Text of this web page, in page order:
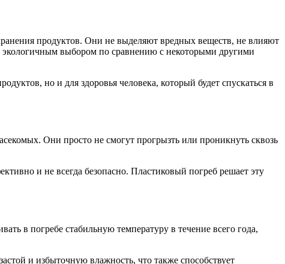
продуктов. Они не выделяют вредных веществ, не влияют
экологичным выбором по сравнению с некоторыми другими
но и для здоровья человека, который будет спускаться в
Они просто не смогут прогрызть или проникнуть сквозь
и не всегда безопасно. Пластиковый погреб решает эту
в погребе стабильную температуру в течение всего года,
и избыточную влажность, что также способствует